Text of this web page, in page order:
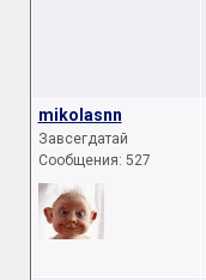
mikolasnn
Завсегдатай
Сообщения: 527